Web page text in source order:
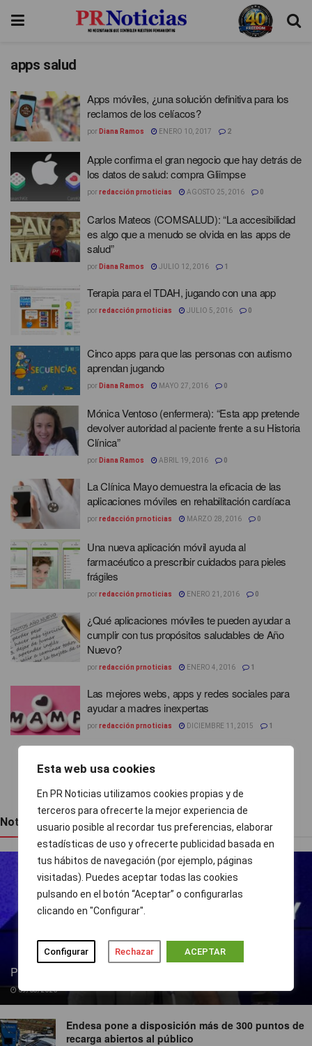
Esta web usa cookies
En PR Noticias utilizamos cookies propias y de
terceros para ofrecerte la mejor experiencia de
usuario posible al recordar tus preferencias, elaborar
estadísticas de uso y ofrecerte publicidad basada en
tus hábitos de navegación (por ejemplo, páginas
visitadas). Puedes aceptar todas las cookies
pulsando en el botón “Aceptar” o configurarlas
clicando en "Configurar".
Configurar Rechazar ACEPTAR
apps salud
Apps móviles, ¿una solución definitiva para los
reclamos de los celíacos?
por Diana Ramos ENERO 10, 2017 2
Apple confirma el gran negocio que hay detrás de
los datos de salud: compra Gliimpse
porredacción prnoticias AGOSTO 25, 2016 0
Carlos Mateos (COMSALUD): “La accesibilidad
es algo que a menudo se olvida en las apps de
salud”
por Diana Ramos JULIO 12, 2016 1
Terapia para el TDAH, jugando con una app
porredacción prnoticias JULIO 5, 2016 0
Cinco apps para que las personas con autismo
aprendan jugando
por Diana Ramos MAYO 27, 2016 0
Mónica Ventoso (enfermera): “Esta app pretende
devolver autoridad al paciente frente a su Historia
Clínica”
por Diana Ramos ABRIL 19, 2016 0
La Clínica Mayo demuestra la eficacia de las
aplicaciones móviles en rehabilitación cardíaca
porredacción prnoticias MARZO 28, 2016 0
Una nueva aplicación móvil ayuda al
farmacéutico a prescribir cuidados para pieles
frágiles
porredacción prnoticias ENERO 21, 2016 0
¿Qué aplicaciones móviles te pueden ayudar a
cumplir con tus propósitos saludables de Año
Nuevo?
porredacción prnoticias ENERO 4, 2016 1
Las mejores webs, apps y redes sociales para
ayudar a madres inexpertas
porredacción prnoticias DICIEMBRE 11, 2015 1
1 2
Noticias recientes
Pedro Blanco gana peso en la SER
09/08/2026
Endesa pone a disposición más de 300 puntos de
recarga abiertos al público